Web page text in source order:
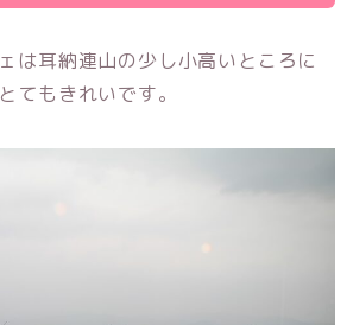
は耳納連山の少し小高いところに
てもきれいです。